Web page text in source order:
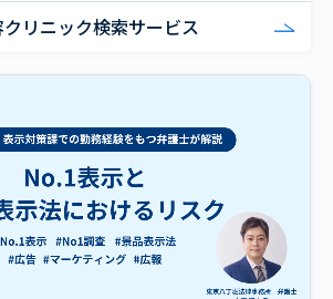
クリニック検索サービス